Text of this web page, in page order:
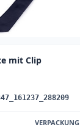
mit Clip
VERPACKUNG